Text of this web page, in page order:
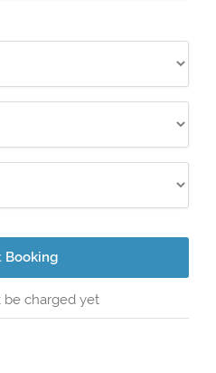
Booking
be charged yet